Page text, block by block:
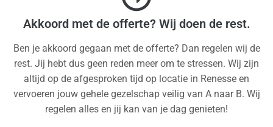
Akkoord met de offerte? Wij doen de rest.
Ben je akkoord gegaan met de offerte? Dan regelen wij de
rest. Jij hebt dus geen reden meer om te stressen. Wij zijn
altijd op de afgesproken tijd op locatie in Renesse en
vervoeren jouw gehele gezelschap veilig van A naar B. Wij
regelen alles en jij kan van je dag genieten!